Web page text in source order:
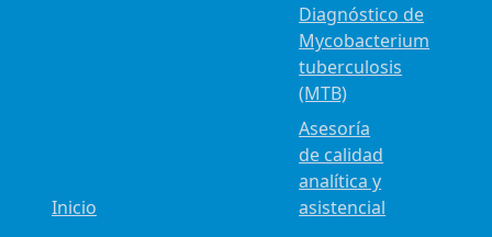
Inicio
Diagnóstico de
Mycobacterium
tuberculosis
(MTB)
Asesoría
de calidad
analítica y
asistencial